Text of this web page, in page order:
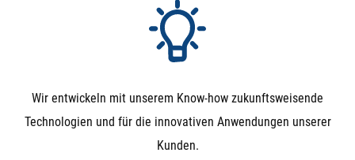
Druckhaltung in beiden Richtungen: Magnetventile
Gegendruck, der höher, als der Eingangsdruck ist (z.B.
nach dem Befüllen eines Behälters), drückt dieser das
Magnetventil wieder auf. Der Kugelhahn hingegen ist
Wir entwickeln mit unserem Know-how zukunftsweisende
Technologien und für die innovativen Anwendungen unserer
Kunden.